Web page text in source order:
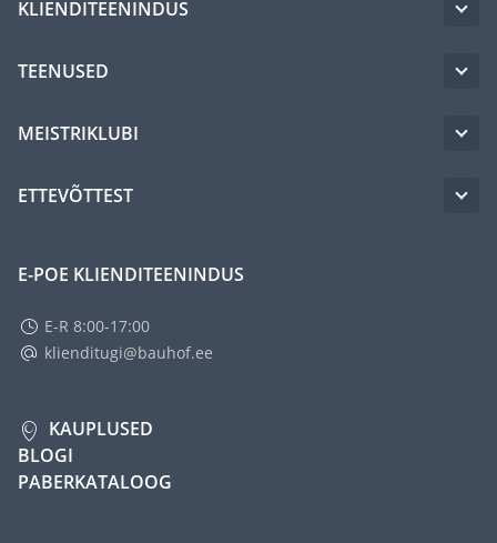
KLIENDITEENINDUS
TEENUSED
MEISTRIKLUBI
ETTEVÕTTEST
E-POE KLIENDITEENINDUS
E-R 8:00-17:00
klienditugi@bauhof.ee
KAUPLUSED
BLOGI
PABERKATALOOG